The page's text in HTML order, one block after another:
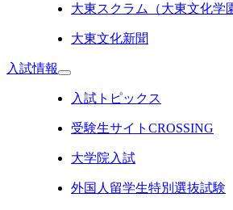
大東スクラム（大東文化学
大東文化新聞
入試情報
入試トピックス
受験生サイトCROSSING
大学院入試
外国人留学生特別選抜試験